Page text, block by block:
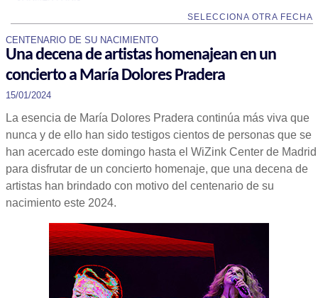
SELECCIONA OTRA FECHA
CENTENARIO DE SU NACIMIENTO
Una decena de artistas homenajean en un
concierto a María Dolores Pradera
15/01/2024
La esencia de María Dolores Pradera continúa más viva que
nunca y de ello han sido testigos cientos de personas que se
han acercado este domingo hasta el WiZink Center de Madrid
para disfrutar de un concierto homenaje, que una decena de
artistas han brindado con motivo del centenario de su
nacimiento este 2024.